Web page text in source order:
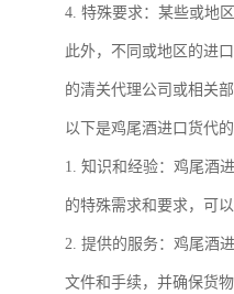
4. 特殊要求：某些或地
此外，不同或地区的进
的清关代理公司或相关
以下是鸡尾酒进口货代的
1. 知识和经验：鸡尾酒
的特殊需求和要求，可
2. 提供的服务：鸡尾酒
文件和手续，并确保货